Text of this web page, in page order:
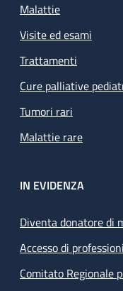
Malattie
Visite ed esami
Trattamenti
Cure palliative
Tumori rari
Malattie rare
IN EVIDENZA
Diventa donatore di
Accesso di
Comitato Regionale